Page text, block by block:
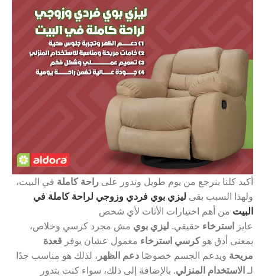
أكيد كلنا بنرجع من يوم طويل وندور على راحة كاملة في البيت،
ولهذا السبب بقى ليزي بوي فردي وزوجي لراحة كاملة في
البيت من أهم اختيارات الأثاث لأي شخص
عايز
استرخاء حقيقي. ليزي بوي مش مجرد كرسي وخلاص،
بمعنى أدق هوكرسي استرخاء معمول عشان يوفر قعدة
مريحة ويدعم الجسم خصوصًا دعم الظهر ، لذلك هو مناسب جدًا
لـ الاستخدام المنزلي. بالإضافة إلى ذلك، سواء كنت بتدور